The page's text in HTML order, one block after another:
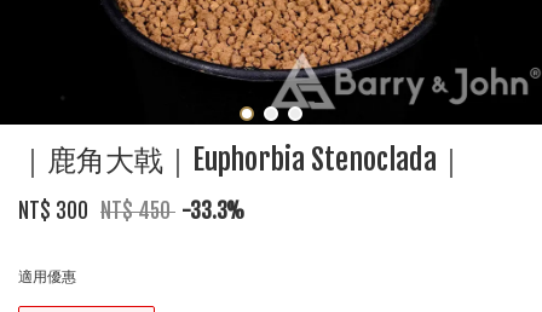
｜鹿角大戟｜Euphorbia Stenoclada｜
NT$ 300 NT$ 450 -33.3%
適用優惠